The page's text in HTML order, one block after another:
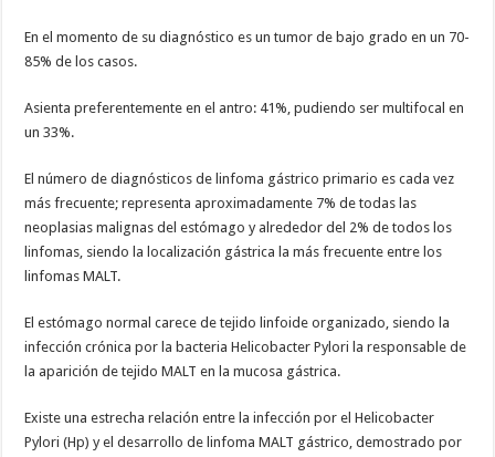
En el momento de su diagnóstico es un tumor de bajo grado en un 70-
85% de los casos.
Asienta preferentemente en el antro: 41%, pudiendo ser multifocal en
un 33%.
El número de diagnósticos de linfoma gástrico primario es cada vez
más frecuente; representa aproximadamente 7% de todas las
neoplasias malignas del estómago y alrededor del 2% de todos los
linfomas, siendo la localización gástrica la más frecuente entre los
linfomas MALT.
El estómago normal carece de tejido linfoide organizado, siendo la
infección crónica por la bacteria Helicobacter Pylori la responsable de
la aparición de tejido MALT en la mucosa gástrica.
Existe una estrecha relación entre la infección por el Helicobacter
Pylori (Hp) y el desarrollo de linfoma MALT gástrico, demostrado por